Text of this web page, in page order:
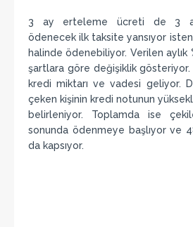
3 ay erteleme ücreti de 3
ödenecek ilk taksite yansıyor
halinde ödenebiliyor. Verilen aylık
şartlara göre değişiklik gösteriyor.
kredi miktarı ve vadesi geliyor.
çeken kişinin kredi notunun
belirleniyor. Toplamda ise
sonunda ödenmeye başlıyor ve
da kapsıyor.